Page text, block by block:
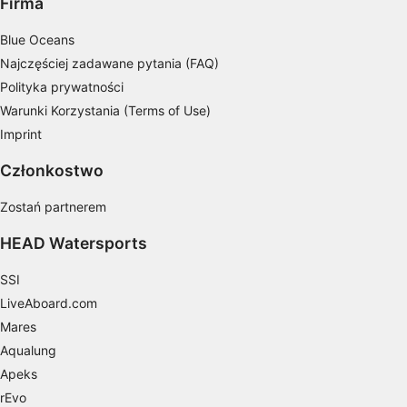
Blue Oceans
Najczęściej zadawane pytania (FAQ)
Polityka prywatności
Warunki Korzystania (Terms of Use)
Imprint
Członkostwo
Zostań partnerem
HEAD Watersports
SSI
LiveAboard.com
Mares
Aqualung
Apeks
rEvo
Wykorzystywanie ograniczonych danych do
Użycie dokładnych danych
geolokalizacyjnych
Identyfikowanie urządzeń na podstawie
Cele przetwarzania inne niż IAB:
Niezbędne
Wydajność (Performance)